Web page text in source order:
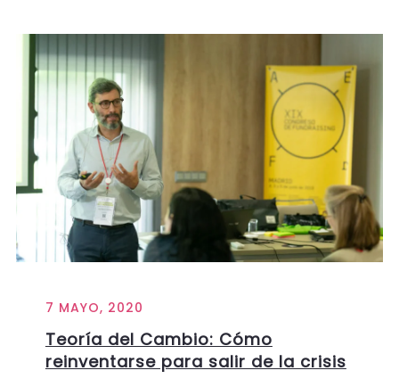
7 MAYO, 2020
Teoría del Cambio: Cómo
reinventarse para salir de la crisis